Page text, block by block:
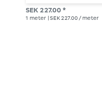
garnfärgad
SEK 227.00 *
1 meter | SEK 227.00 / meter